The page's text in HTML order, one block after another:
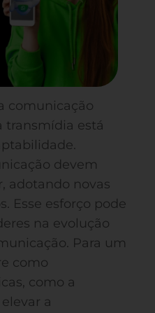
comunicação
transmídia está
devem
adotando novas
Esse esforço pode
na evolução
Para um
como
como a
a